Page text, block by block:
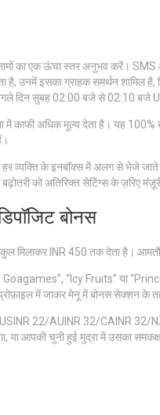
का एक ऊंचा स्तर अनुभव करें।
उनमें इसका ग्राहक समर्थन शामिल
अगले दिन सुबह 02:00 बजे से 02:10
काफी अधिक मूल्य देता है। यह
व्यक्ति के इनबॉक्स में अलग से भेजे जाते
को अतिरिक्त सेटिंग्स के ज़रिए
बोनस
मिलाकर INR 450 तक देता है।
“Icy Fruits” या
में जाकर मेनू में बोनस सेक्शन के
22/AUINR 32/CAINR 32/
आपकी चुनी हुई मुद्रा में उसका समकक्ष